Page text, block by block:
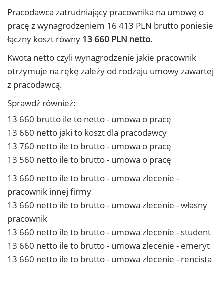
Pracodawca zatrudniający pracownika na umowę o
pracę z wynagrodzeniem 16 413 PLN brutto poniesie
łączny koszt równy 13 660 PLN netto.
Kwota netto czyli wynagrodzenie jakie pracownik
otrzymuje na rękę zależy od rodzaju umowy zawartej
z pracodawcą.
Sprawdź również:
13 660 brutto ile to netto - umowa o pracę
13 660 netto jaki to koszt dla pracodawcy
13 760 netto ile to brutto - umowa o pracę
13 560 netto ile to brutto - umowa o pracę
13 660 netto ile to brutto - umowa zlecenie -
pracownik innej firmy
13 660 netto ile to brutto - umowa zlecenie - własny
pracownik
13 660 netto ile to brutto - umowa zlecenie - student
13 660 netto ile to brutto - umowa zlecenie - emeryt
13 660 netto ile to brutto - umowa zlecenie - rencista